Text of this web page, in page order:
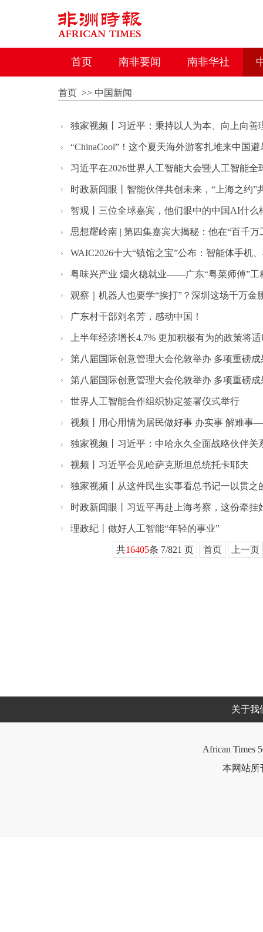
首页 南非要闻 南非华社
首页>> 中国新闻
独家视频丨习近平：秉持以人为本、向上向善
“ChinaCool”！这个夏天海外游客扎堆来中国避
习近平在2026世界人工智能大会暨人工智能全
时政新闻眼丨智能伙伴共创未来，“上海之约”
智观丨三位全球嘉宾，他们眼中的中国AI什么
思想耀岭南 | 第四集嘉宾大揭秘：他在“百千万
WAIC2026十大“镇馆之宝”公布：智能体手机
粤味兴产业 烟火稳就业——广东“粤菜师傅”工
观察｜机器人也要学“挨打”？深圳这场千万金
广东村干部刘名芳，感动中国！
上半年经济增长4.7% 更加积极有为的政策将
第八届国际创意管理大会伦敦举办 多项重磅
第八届国际创意管理大会伦敦举办 多项重磅
世界人工智能合作组织协定签署仪式举行
视频丨用心用情为居民做好事 办实事 解难事
独家视频丨习近平：中哈永久全面战略伙伴关
视频丨习近平会见哈萨克斯坦总统托卡耶夫
独家视频丨从这件民生实事看总书记一以贯之
时政新闻眼丨习近平再赴上海考察，这份牵挂
理政纪丨做好人工智能“年轻的事业”
共16405条 7/821 页 首页 上一页
关于我
African Times
本网站所